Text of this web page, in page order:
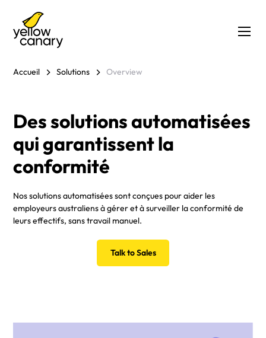
Accueil Solutions Overview
Des solutions automatisées
qui garantissent la
conformité
Nos solutions automatisées sont conçues pour aider les
employeurs australiens à gérer et à surveiller la conformité de
leurs effectifs, sans travail manuel.
Talk to Sales